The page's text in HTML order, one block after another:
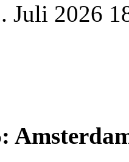
Juli 2026